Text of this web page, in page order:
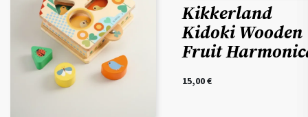
Kikkerland
Kidoki Wooden
Fruit
15,00€